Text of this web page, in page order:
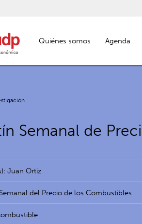
Quiénes somos Agenda
Semanal de
Juan Ortiz
del Precio de los Combustibles